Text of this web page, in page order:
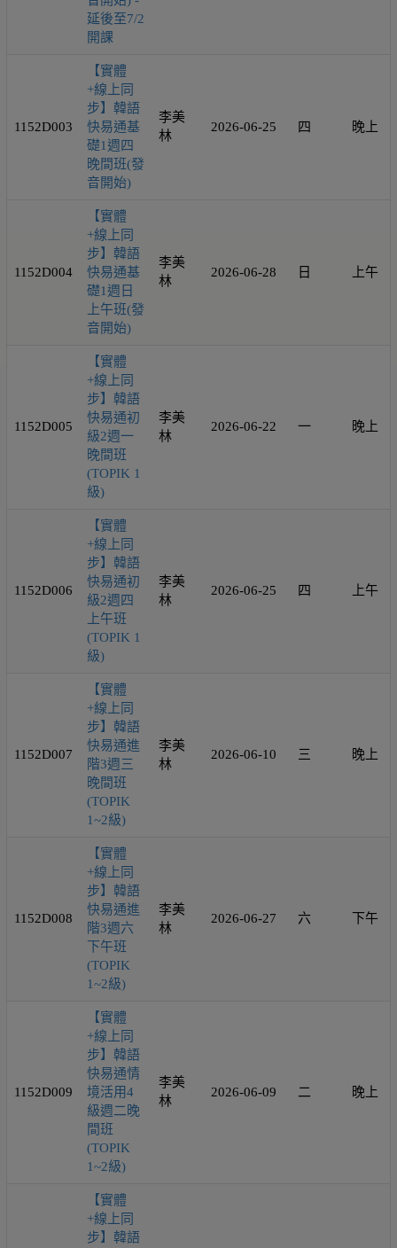
延後至7/2
開課
1152D003
【實體
+線上同
步】韓語
快易通基
礎1週四
晚間班(發
音開始)
李美
林
2026-06-25 四 晚上
1152D004
【實體
+線上同
步】韓語
快易通基
礎1週日
上午班(發
音開始)
李美
林
2026-06-28 日 上午
1152D005
【實體
+線上同
步】韓語
快易通初
級2週一
晚間班
(TOPIK 1
級)
李美
林
2026-06-22 一 晚上
1152D006
【實體
+線上同
步】韓語
快易通初
級2週四
上午班
(TOPIK 1
級)
李美
林
2026-06-25 四 上午
1152D007
【實體
+線上同
步】韓語
快易通進
階3週三
晚間班
(TOPIK
1~2級)
李美
林
2026-06-10 三 晚上
1152D008
【實體
+線上同
步】韓語
快易通進
階3週六
下午班
(TOPIK
1~2級)
李美
林
2026-06-27 六 下午
1152D009
【實體
+線上同
步】韓語
快易通情
境活用4
級週二晚
間班
(TOPIK
1~2級)
李美
林
2026-06-09 二 晚上
【實體
+線上同
步】韓語